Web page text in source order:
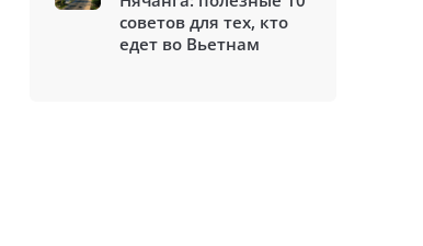
советов для тех, кто
едет во Вьетнам